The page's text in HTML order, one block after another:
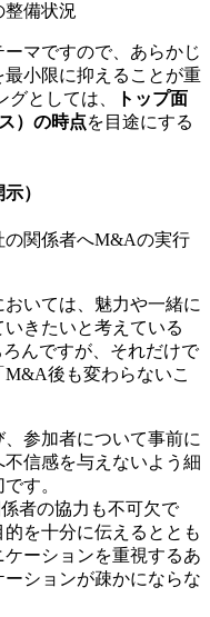
整備状況
マですので、あらかじ
小限に抑えることが重
としては、
トップ面
）の時点を目途にする
）
の関係者へM&Aの実行
いては、魅力や一緒に
きたいと考えている
んですが、それだけで
後も変わらないこ
参加者について事前に
信感を与えないよう細
す。
者の協力も不可欠で
を十分に伝えるととも
ーションを重視するあ
ションが疎かにならな